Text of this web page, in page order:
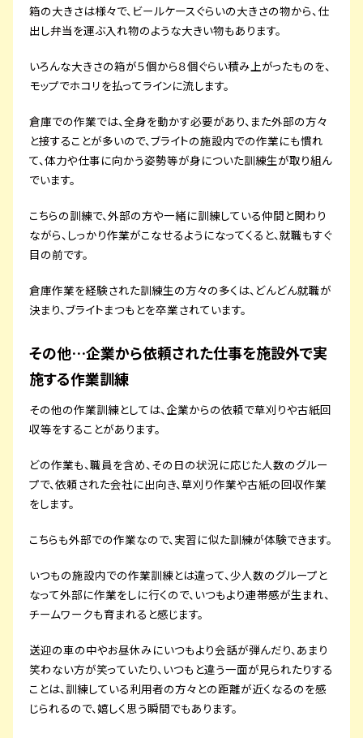
箱の大きさは様々で、ビールケースぐらいの大きさの物から、仕
出し弁当を運ぶ入れ物のような大きい物もあります。
いろんな大きさの箱が５個から８個ぐらい積み上がったものを、
モップでホコリを払ってラインに流します。
倉庫での作業では、全身を動かす必要があり、また外部の方々
と接することが多いので、ブライトの施設内での作業にも慣れ
て、体力や仕事に向かう姿勢等が身についた訓練生が取り組ん
でいます。
こちらの訓練で、外部の方や一緒に訓練している仲間と関わり
ながら、しっかり作業がこなせるようになってくると、就職もすぐ
目の前です。
倉庫作業を経験された訓練生の方々の多くは、どんどん就職が
決まり、ブライトまつもとを卒業されています。
その他…企業から依頼された仕事を施設外で実
施する作業訓練
その他の作業訓練としては、企業からの依頼で草刈りや古紙回
収等をすることがあります。
どの作業も、職員を含め、その日の状況に応じた人数のグルー
プで、依頼された会社に出向き、草刈り作業や古紙の回収作業
をします。
こちらも外部での作業なので、実習に似た訓練が体験できます。
いつもの施設内での作業訓練とは違って、少人数のグループと
なって外部に作業をしに行くので、いつもより連帯感が生まれ、
チームワークも育まれると感じます。
送迎の車の中やお昼休みにいつもより会話が弾んだり、あまり
笑わない方が笑っていたり、いつもと違う一面が見られたりする
ことは、訓練している利用者の方々との距離が近くなるのを感
じられるので、嬉しく思う瞬間でもあります。